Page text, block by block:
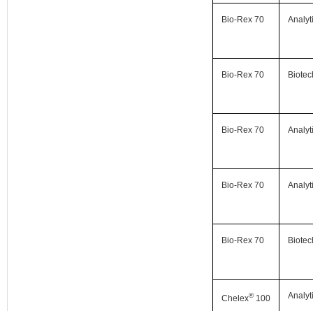
Bio-Rex 70
Bio-Rex 70
Bio-Rex 70
Bio-Rex 70
Bio-Rex 70
Chelex®100